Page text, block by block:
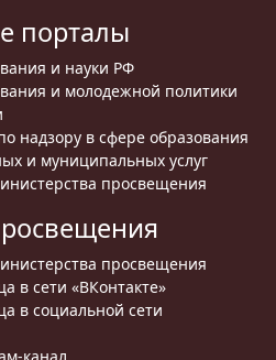
порталы
и науки РФ
и молодежной политики
надзору в сфере образования
и муниципальных услуг
просвещения
просвещения
в сети «ВКонтакте»
в социальной сети